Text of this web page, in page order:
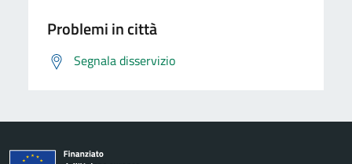
Problemi in città
Segnala disservizio